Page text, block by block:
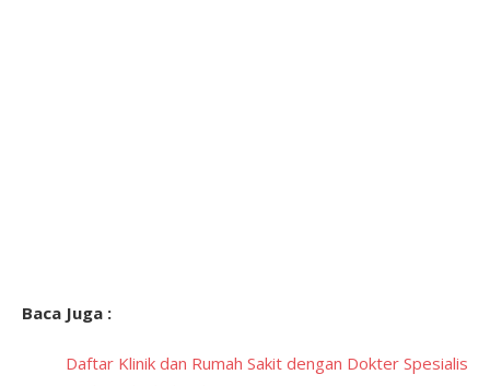
Baca Juga :
Daftar Klinik dan Rumah Sakit dengan Dokter Spesialis